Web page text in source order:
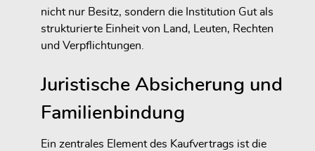
nicht nur Besitz, sondern die Institution Gut als
strukturierte Einheit von Land, Leuten, Rechten
und Verpflichtungen.
Juristische Absicherung und
Familienbindung
Ein zentrales Element des Kaufvertrags ist die